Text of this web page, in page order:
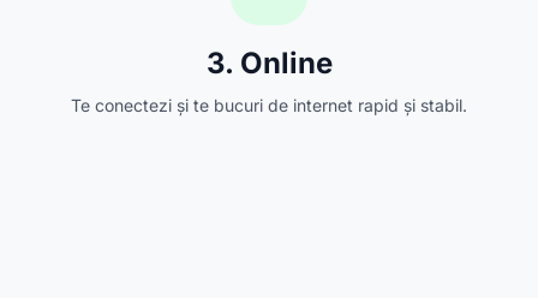
3. Online
Te conectezi și te bucuri de internet rapid și stabil.